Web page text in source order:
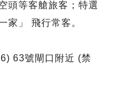
頭等客艙旅客；特選
家」 飛行常客。
63號閘口附近 (禁